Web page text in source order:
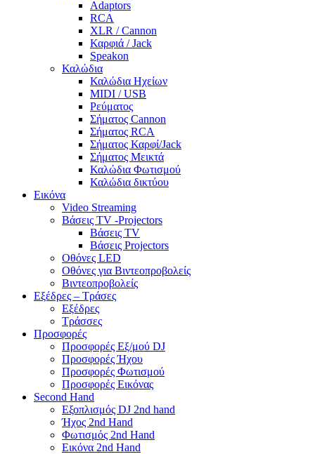
Adaptors
RCA
XLR / Cannon
Καρφιά / Jack
Speakon
Καλώδια
Καλώδια Ηχείων
MIDI / USB
Ρεύματος
Σήματος Cannon
Σήματος RCA
Σήματος Καρφί/Jack
Σήματος Μεικτά
Καλώδια Φωτισμού
Καλώδια δικτύου
Εικόνα
Video Streaming
Βάσεις TV -Projectors
Βάσεις TV
Βάσεις Projectors
Οθόνες LED
Οθόνες για Βιντεοπροβολείς
Βιντεοπροβολείς
Εξέδρες – Τράσες
Εξέδρες
Τράσσες
Προσφορές
Προσφορές Εξ/μού DJ
Προσφορές Ήχου
Προσφορές Φωτισμού
Προσφορές Εικόνας
Second Hand
Εξοπλισμός DJ 2nd hand
Ήχος 2nd Hand
Φωτισμός 2nd Hand
Εικόνα 2nd Hand